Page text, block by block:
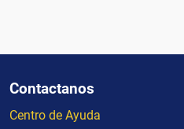
Contactanos
Centro de Ayuda